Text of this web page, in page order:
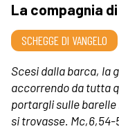
La compagnia di
SCHEGGE DI VANGELO
Scesi dalla barca, la
accorrendo da tutta
portargli sulle
si trovasse. Mc,6,54-